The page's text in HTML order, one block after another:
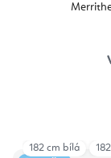
182 cm bílá